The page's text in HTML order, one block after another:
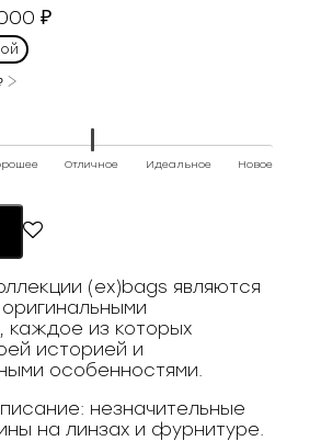
₽Текущая
Отличное Идеальное Новое
(ex)bags являются
каждое из которых
историей и
особенностями.
незначительные
на линзах и фурнитуре.